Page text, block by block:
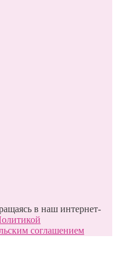
в наш интернет-
соглашением